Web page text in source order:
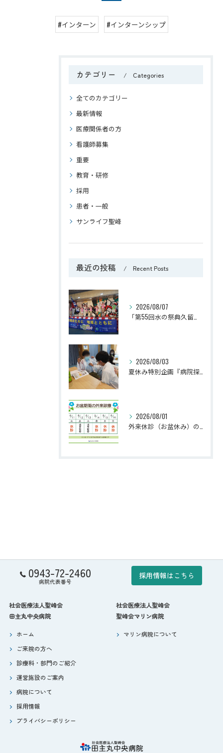
#インターン #インターンシップ
カテゴリー Categories
全てのカテゴリー
最新情報
医療関係者の方
看護師募集
重要
教育・研修
採用
患者・一般
サンライフ聖峰
最近の投稿 Recent Posts
2026/08/07
「第55回水の祭典久留米まつり」に参加しました！
2026/08/03
夏休み特別企画『病院探検隊2026』を開催しました！
2026/08/01
外来休診（お盆休み）のお知らせ
0943-72-2460
病院代表番号
採用情報はこちら
社会医療法人聖峰会
田主丸中央病院
ホーム
ご来院の方へ
診療科・部門のご紹介
運営施設のご案内
病院について
採用情報
プライバシーポリシー
社会医療法人聖峰会
聖峰会マリン病院
マリン病院について